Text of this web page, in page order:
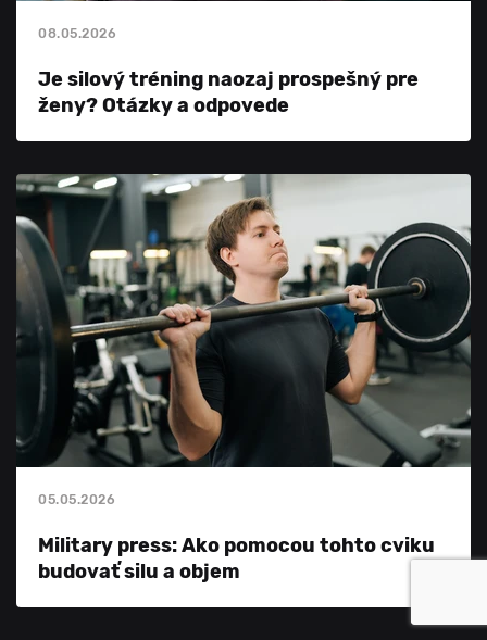
08.05.2026
Je silový tréning naozaj prospešný pre
ženy? Otázky a odpovede
05.05.2026
Military press: Ako pomocou tohto cviku
budovať silu a objem